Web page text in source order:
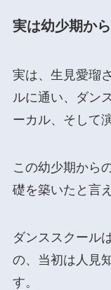
実は幼少期か
実は、生見愛瑠
ルに通い、ダン
ーカル、そして
この幼少期から
礎を築いたと言
ダンススクール
の、当初は人見
す。